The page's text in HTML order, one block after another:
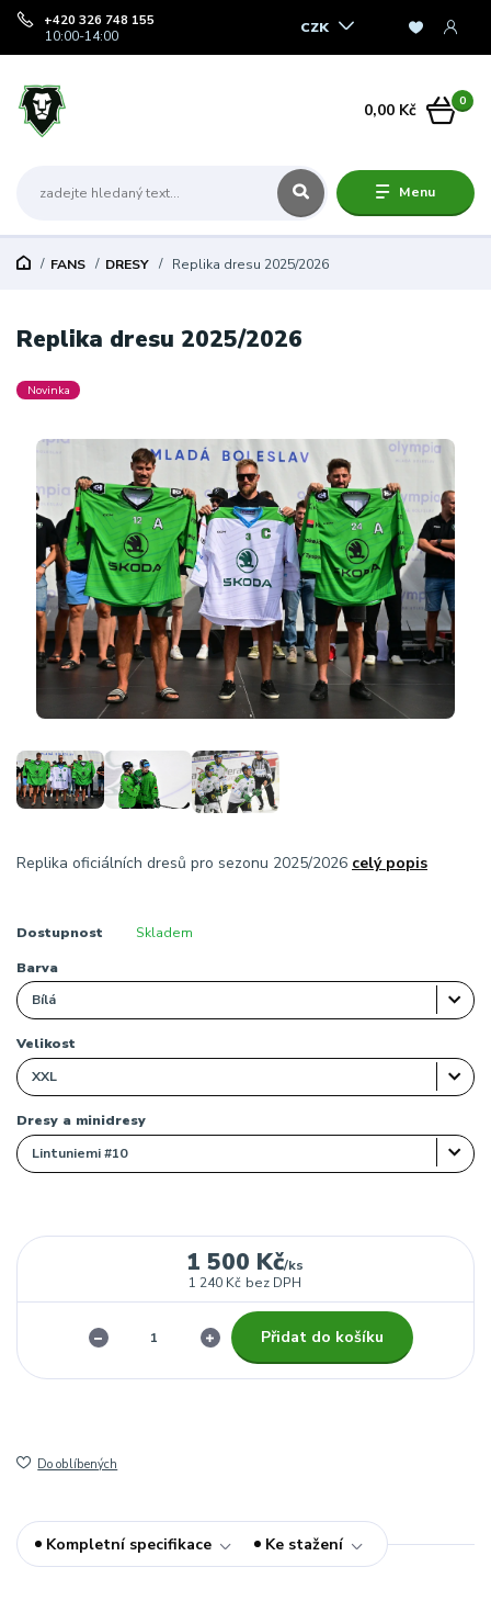
Menu
CZK
+420 326 748 155
10:00-14:00
0
0,00 Kč
FANS DRESY Replika dresu 2025/2026
Replika dresu 2025/2026
Novinka
Replika oficiálních dresů pro sezonu 2025/2026 celý popis
Dostupnost Skladem
Barva
Velikost
Dresy a minidresy
1 500 Kč/ks
1 240 Kč bez DPH
Přidat do košíku
Do oblíbených
Kompletní specifikace Ke stažení